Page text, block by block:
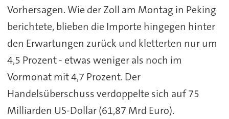
Vorhersagen. Wie der Zoll am Montag in Peking
berichtete, blieben die Importe hingegen hinter
den Erwartungen zurück und kletterten nur um
4,5 Prozent - etwas weniger als noch im
Vormonat mit 4,7 Prozent. Der
Handelsüberschuss verdoppelte sich auf 75
Milliarden US-Dollar (61,87 Mrd Euro).